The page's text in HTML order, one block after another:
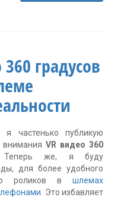
градусов
я частенько публикую
вниманияVR видео 360
Теперь же, я буду
для более удобного
роликов в шлемах
. Это избавляет